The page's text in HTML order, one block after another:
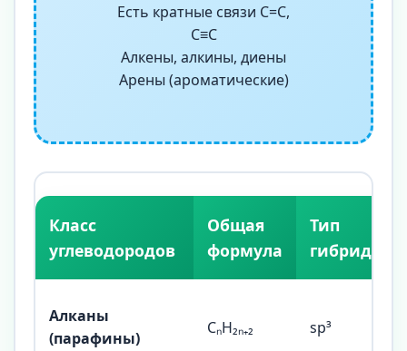
Есть кратные связи C=C,
C≡C
Алкены, алкины, диены
Арены (ароматические)
Класс
углеводородов
Общая
формула
Тип
Алканы
(парафины)
CₙH₂ₙ₊₂ sp³